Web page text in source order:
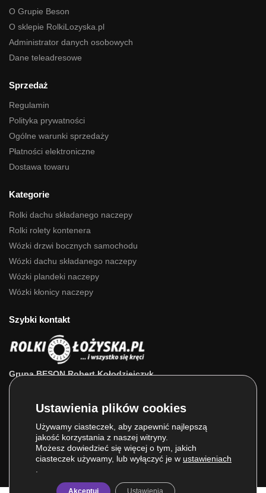
O Grupie Beson
O sklepie RolkiLozyska.pl
Administrator danych osobowych
Dane teleadresowe
Sprzedaż
Regulamin
Polityka prywatności
Ogólne warunki sprzedaży
Płatności elektroniczne
Dostawa towaru
Kategorie
Rolki dachu składanego naczepy
Rolki rolety kontenera
Wózki drzwi bocznych samochodu
Wózki dachu składanego naczepy
Wózki plandeki naczepy
Wózki kłonicy naczepy
Szybki kontakt
Grupa BESON Robert Kołodziejczyk
ul. Powstańców Wlkp. 63a
E-mail:sklep@rolkilozyska.pl
Używamy ciasteczek, aby zapewnić najlepszą
jakość korzystania z naszej witryny.
Możesz dowiedzieć się więcej o tym, jakich
ciasteczek używamy, lub wyłączyć je w ustawieniach
Akceptuj Ustawienia